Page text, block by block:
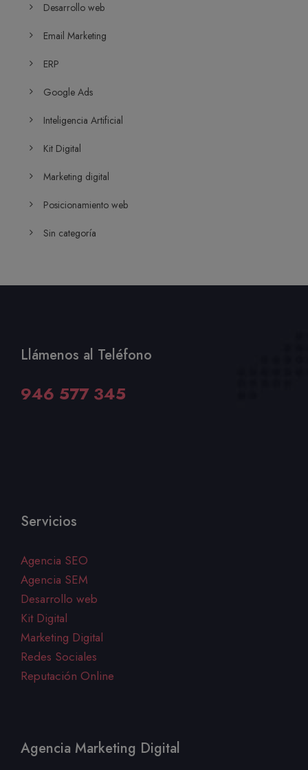
Desarrollo web
Email Marketing
ERP
Google Ads
Inteligencia Artificial
Kit Digital
Marketing digital
Posicionamiento web
Sin categoría
Llámenos al Teléfono
946 577 345
Servicios
Agencia SEO
Agencia SEM
Desarrollo web
Kit Digital
Marketing Digital
Redes Sociales
Reputación Online
Agencia Marketing Digital